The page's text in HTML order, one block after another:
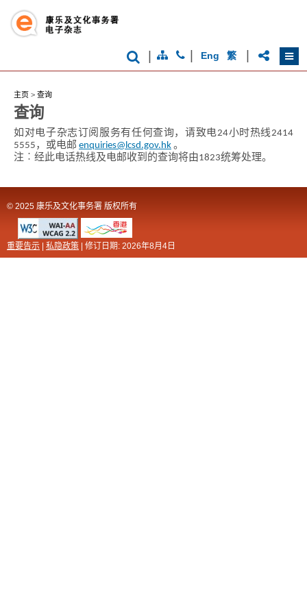
Eng 繁
主页 > 查询
查询
如对电子杂志订阅服务有任何查询，请致电24小时热线2414
5555，或电邮 enquiries@lcsd.gov.hk 。
注︰经此电话热线及电邮收到的查询将由1823统筹处理。
© 2025 康乐及文化事务署 版权所有
重要告示 | 私隐政策 | 修订日期: 2026年8月4日